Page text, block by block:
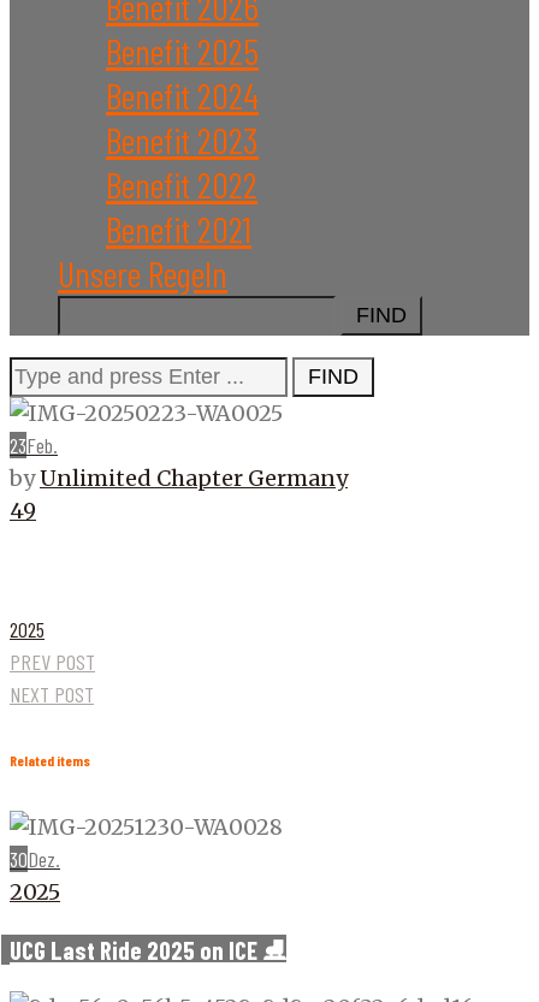
Benefit 2025
Benefit 2024
Benefit 2023
Benefit 2022
Benefit 2021
Unsere Regeln
for:
Search
for:
23Feb.
byUnlimited Chapter Germany
49
2025
PREV POST
NEXT POST
Related items
30Dez.
2025
UCG Last Ride 2025 on ICE ⛸️